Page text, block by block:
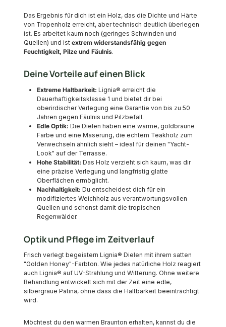
Das Ergebnis für dich ist ein Holz, das die Dichte und Härte
von Tropenholz erreicht, aber technisch deutlich überlegen
ist. Es arbeitet kaum noch (geringes Schwinden und
Quellen) und ist extrem widerstandsfähig gegen
Feuchtigkeit, Pilze und Fäulnis.
Deine Vorteile auf einen Blick
Extreme Haltbarkeit: Lignia® erreicht die
Dauerhaftigkeitsklasse 1 und bietet dir bei
oberirdischer Verlegung eine Garantie von bis zu 50
Jahren gegen Fäulnis und Pilzbefall.
Edle Optik: Die Dielen haben eine warme, goldbraune
Farbe und eine Maserung, die echtem Teakholz zum
Verwechseln ähnlich sieht – ideal für deinen "Yacht-
Look" auf der Terrasse.
Hohe Stabilität: Das Holz verzieht sich kaum, was dir
eine präzise Verlegung und langfristig glatte
Oberflächen ermöglicht.
Nachhaltigkeit: Du entscheidest dich für ein
modifiziertes Weichholz aus verantwortungsvollen
Quellen und schonst damit die tropischen
Regenwälder.
Optik und Pflege im Zeitverlauf
Frisch verlegt begeistern Lignia® Dielen mit ihrem satten
"Golden Honey"-Farbton. Wie jedes natürliche Holz reagiert
auch Lignia® auf UV-Strahlung und Witterung. Ohne weitere
Behandlung entwickelt sich mit der Zeit eine edle,
silbergraue Patina, ohne dass die Haltbarkeit beeinträchtigt
wird.
Möchtest du den warmen Braunton erhalten, kannst du die